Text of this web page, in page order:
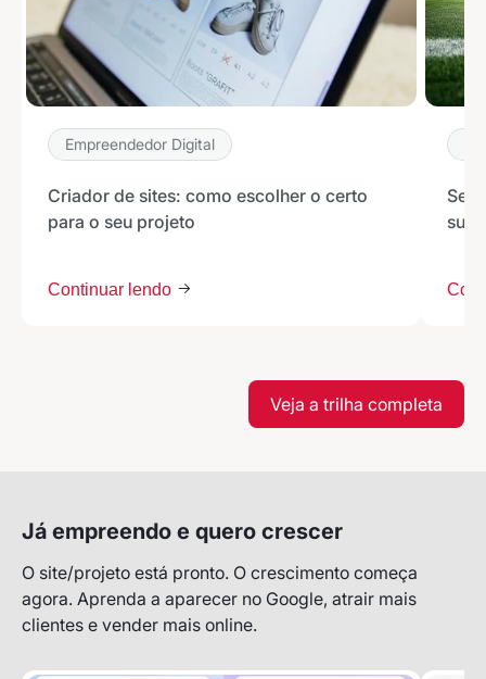
Empreendedor Digital
Criador de sites: como escolher o certo
para o seu projeto
Continuar lendo
Seu
sua
Veja a trilha completa
Já empreendo e quero crescer
O site/projeto está pronto. O crescimento começa
agora. Aprenda a aparecer no Google, atrair mais
clientes e vender mais online.